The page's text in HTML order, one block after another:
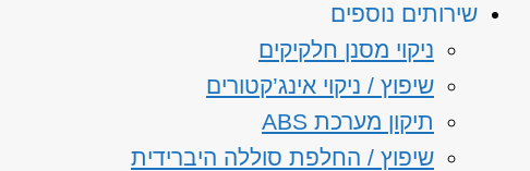
שירותים נוספים
ניקוי מסנן חלקיקים
שיפוץ / ניקוי אינג’קטורים
תיקון מערכת ABS
שיפוץ / החלפת סוללה היברידית